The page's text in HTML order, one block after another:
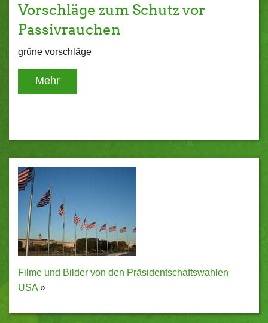
Vorschläge zum Schutz vor
Passivrauchen
grüne vorschläge
Mehr
Filme und Bilder von den Präsidentschaftswahlen
USA »